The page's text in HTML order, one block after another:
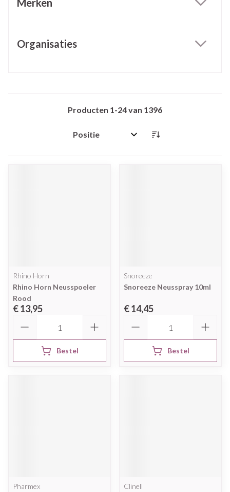
Merken
Organisaties
Producten 1-24van 1396
Sorteer op:
Rhino Horn
Rhino Horn Neusspoeler
Rood
€ 13,95
Bestel
Snoreeze
Snoreeze Neusspray 10ml
€ 14,45
Bestel
Pharmex
Clinell